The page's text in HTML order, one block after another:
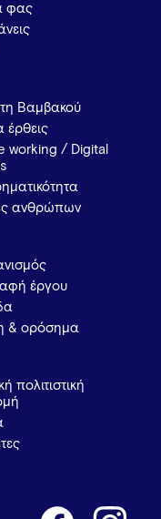
φας
Βαμβακού
έρθεις
working / Digital
ανθρώπων
έργου
& ορόσημα
πολιτιστική